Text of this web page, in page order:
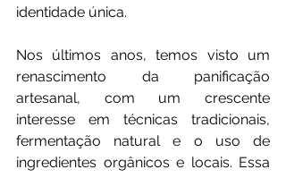
identidade única.
Nos últimos anos, temos visto um
renascimento da panificação
artesanal, com um crescente
interesse em técnicas tradicionais,
fermentação natural e o uso de
ingredientes orgânicos e locais. Essa